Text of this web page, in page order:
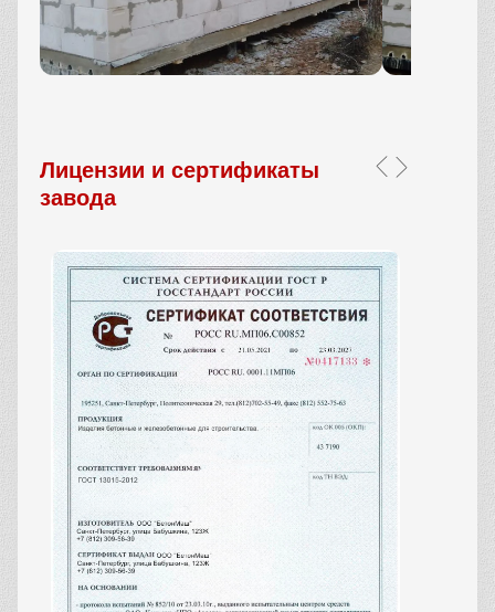
Лицензии и сертификаты
завода